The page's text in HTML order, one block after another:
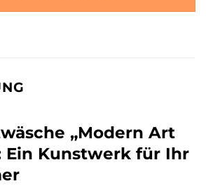
„Modern Art
Ein Kunstwerk für Ihr